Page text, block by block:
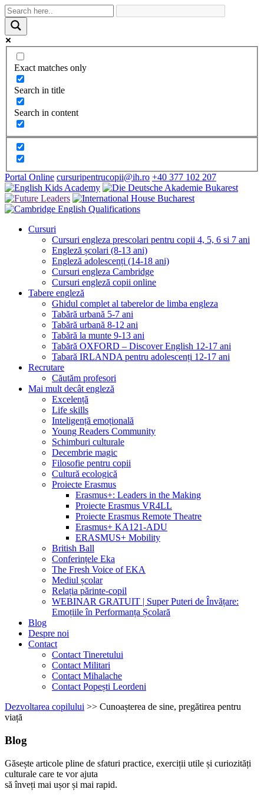
Exact matches only
Search in title
Search in content
Portal Online cursuripentrucopii@ih.ro +40 377 102 207
Cursuri
Cursuri engleza prescolari pentru copii 4, 5, 6 si 7 ani
Engleză școlari (8-13 ani)
Engleză adolescenți (14-18 ani)
Cursuri engleza Cambridge
Cursuri engleză copii online
Tabere engleză
Ghidul complet al taberelor de limba engleza
Tabără urbană 5-7 ani
Tabără urbană 8-12 ani
Tabără la munte 9-13 ani
Tabără OXFORD – Discover English 12-17 ani
Tabară IRLANDA pentru adolescenți 12-17 ani
Recrutare
Căutăm profesori
Mai mult decât engleză
Excelență
Life skills
Inteligență emoțională
Young Readers Community
Schimburi culturale
Decembrie magic
Filosofie pentru copii
Cultură ecologică
Proiecte Erasmus
Erasmus+: Leaders in the Making
Proiecte Erasmus VR4LL
Proiecte Erasmus Remote Theatre
Erasmus+ KA121-ADU
ERASMUS+ Mobility
British Ball
Conferințele Eka
The Fresh Voice of EKA
Mediul școlar
Relația părinte-copil
WEBINAR GRATUIT | Super Puteri de Învățare:
Emoțiile în Performanța Școlară
Blog
Despre noi
Contact
Contact Tineretului
Contact Militari
Contact Mihalache
Contact Popești Leordeni
Dezvoltarea copilului >> Cunoașterea de sine, pregătirea pentru
viață
Blog
Găsește articole pline de sfaturi practice, exerciții utile și curiozități
culturale care te vor ajuta
să înveți mai ușor și mai rapid.